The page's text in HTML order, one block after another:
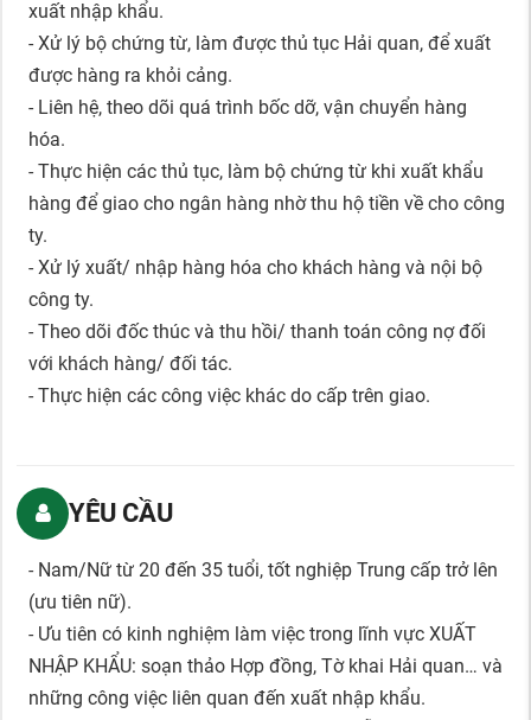
xuất nhập khẩu.
- Xử lý bộ chứng từ, làm được thủ tục Hải quan, để xuất
được hàng ra khỏi cảng.
- Liên hệ, theo dõi quá trình bốc dỡ, vận chuyển hàng
hóa.
- Thực hiện các thủ tục, làm bộ chứng từ khi xuất khẩu
hàng để giao cho ngân hàng nhờ thu hộ tiền về cho công
ty.
- Xử lý xuất/ nhập hàng hóa cho khách hàng và nội bộ
công ty.
- Theo dõi đốc thúc và thu hồi/ thanh toán công nợ đối
với khách hàng/ đối tác.
- Thực hiện các công việc khác do cấp trên giao.
YÊU CẦU
- Nam/Nữ từ 20 đến 35 tuổi, tốt nghiệp Trung cấp trở lên
(ưu tiên nữ).
- Ưu tiên có kinh nghiệm làm việc trong lĩnh vực XUẤT
NHẬP KHẨU: soạn thảo Hợp đồng, Tờ khai Hải quan… và
những công việc liên quan đến xuất nhập khẩu.